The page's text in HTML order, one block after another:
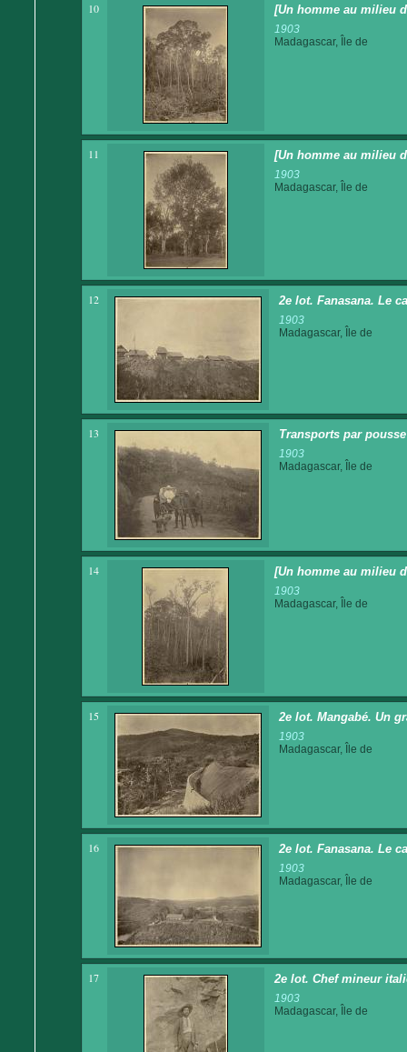
10 [Un homme au milieu
1903
Madagascar, Île de
11 [Un homme au milieu
1903
Madagascar, Île de
12 2e lot. Fanasana. Le
1903
Madagascar, Île de
13 Transports par
1903
Madagascar, Île de
14 [Un homme au milieu
1903
Madagascar, Île de
15 2e lot. Mangabé. Un
1903
Madagascar, Île de
16 2e lot. Fanasana. Le
1903
Madagascar, Île de
17 2e lot. Chef mineur
1903
Madagascar, Île de